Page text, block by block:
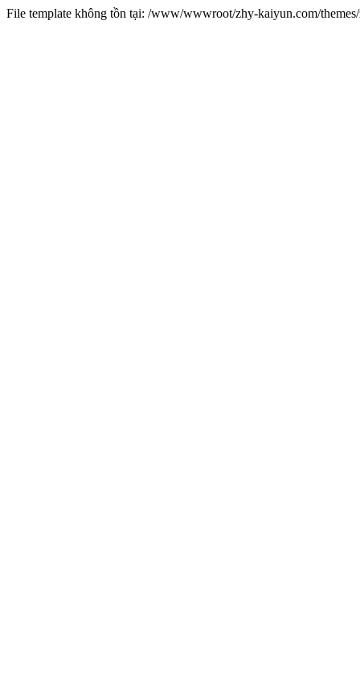
File template không tồn tại: /www/wwwroot/zhy-kaiyun.com/